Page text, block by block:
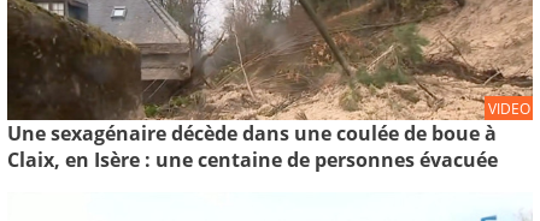
VIDEO
Une sexagénaire décède dans une coulée de boue à
Claix, en Isère : une centaine de personnes évacuée